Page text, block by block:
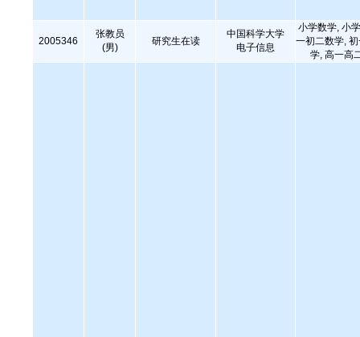
2005346
张教员
(男)
研究生在读
中国科学大学
电子信息
小学数学, 小
一初二数学,
学, 高一高